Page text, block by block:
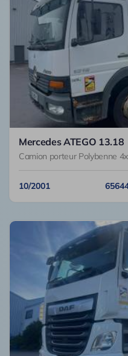
Mercedes ATEGO 13.18
Camion porteur Polybenne
10/2001